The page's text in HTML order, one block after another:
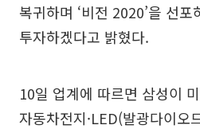
복귀하며 ‘비전 2020’을 선
투자하겠다고 밝혔다.
10일 업계에 따르면 삼성이
자동차전지·LED(발광다이오